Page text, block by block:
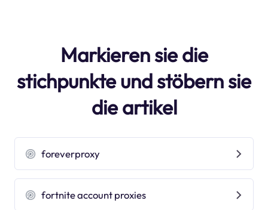
Markieren sie die
stichpunkte und stöbern sie
die artikel
foreverproxy
fortnite account proxies